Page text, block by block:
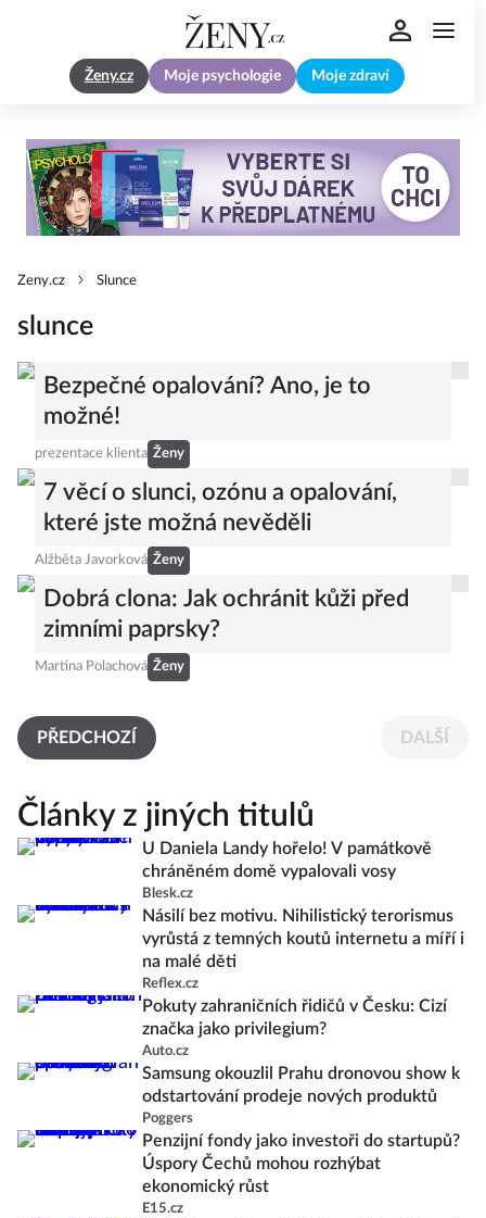
Ženy.cz Moje psychologie Moje zdraví
Zeny.cz Slunce
slunce
Bezpečné opalování? Ano, je to
možné!
prezentace klienta Ženy
7 věcí o slunci, ozónu a opalování,
které jste možná nevěděli
Alžběta Javorková Ženy
Dobrá clona: Jak ochránit kůži před
zimními paprsky?
Martina Polachová Ženy
PŘEDCHOZÍ DALŠÍ
Články z jiných titulů
U Daniela Landy hořelo! V památkově
chráněném domě vypalovali vosy
Blesk.cz
Násilí bez motivu. Nihilistický terorismus
vyrůstá z temných koutů internetu a míří i
na malé děti
Reflex.cz
Pokuty zahraničních řidičů v Česku: Cizí
značka jako privilegium?
Auto.cz
Samsung okouzlil Prahu dronovou show k
odstartování prodeje nových produktů
Poggers
Penzijní fondy jako investoři do startupů?
Úspory Čechů mohou rozhýbat
ekonomický růst
E15.cz